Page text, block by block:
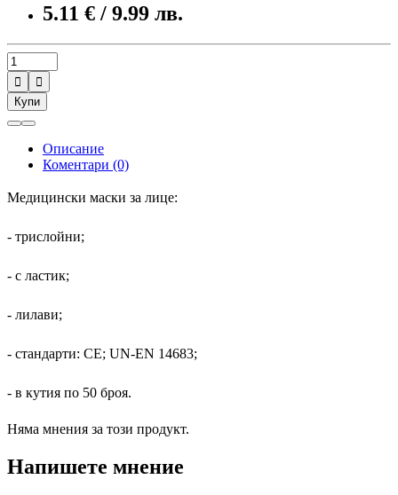
5.11 € / 9.99 лв.


Купи
Описание
Коментари (0)
Медицински маски за лице:
- трислойни;
- с ластик;
- лилави;
- стандарти: CE; UN-EN 14683;
- в кутия по 50 броя.
Няма мнения за този продукт.
Напишете мнение